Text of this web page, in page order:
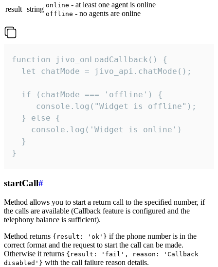
result string online - at least one agent is online
offline - no agents are online
function jivo_onLoadCallback() {
  let chatMode = jivo_api.chatMode();
  if (chatMode === 'offline') {
     console.log("Widget is offline");
  } else {
    console.log('Widget is online')
  }
}
startCall#
Method allows you to start a return call to the specified number, if
the calls are available (Callback feature is configured and the
telephony balance is sufficient).
Method returns {result: 'ok'} if the phone number is in the
correct format and the request to start the call can be made.
Otherwise it returns {result: 'fail', reason: 'Callback
disabled'} with the call failure reason details.